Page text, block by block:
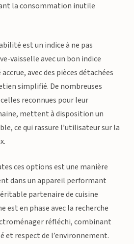
la consommation inutile
est un indice à ne pas
vaisselle avec un bon indice
avec des pièces détachées
simplifié. De nombreuses
reconnues pour leur
mettent à disposition un
ce qui rassure l’utilisateur sur la
ces options est une manière
dans un appareil performant
partenaire de cuisine
est en phase avec la recherche
réfléchi, combinant
et respect de l’environnement.